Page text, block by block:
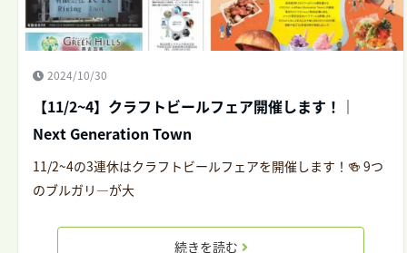
2024/10/30
【11/2~4】クラフトビールフェア開催します！｜
Next Generation Town
11/2~4の3連休はクラフトビールフェアを開催します！🍻 9つ
のブルガリ―が大
続きを読む